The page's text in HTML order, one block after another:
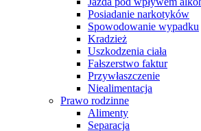
Posiadanie narkotyków
Spowodowanie wypadku
Kradzież
Uszkodzenia ciała
Fałszerstwo faktur
Przywłaszczenie
Niealimentacja
Prawo rodzinne
Alimenty
Separacja